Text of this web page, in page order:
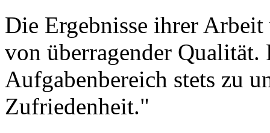
Die Ergebnisse ihrer
von überragender
Aufgabenbereich stets zu
Zufriedenheit."